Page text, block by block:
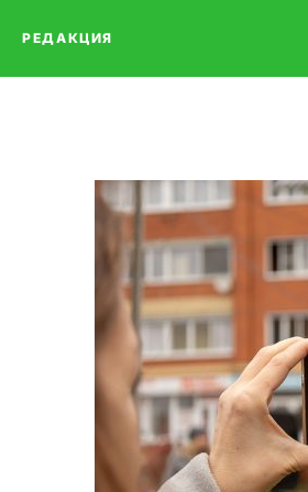
РЕДАКЦИЯ